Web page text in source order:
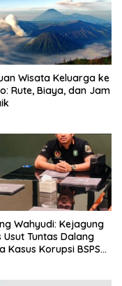
Wisata Keluarga ke
Rute, Biaya, dan Jam
Wahyudi: Kejagung
Usut Tuntas Dalang
Kasus Korupsi BSPS